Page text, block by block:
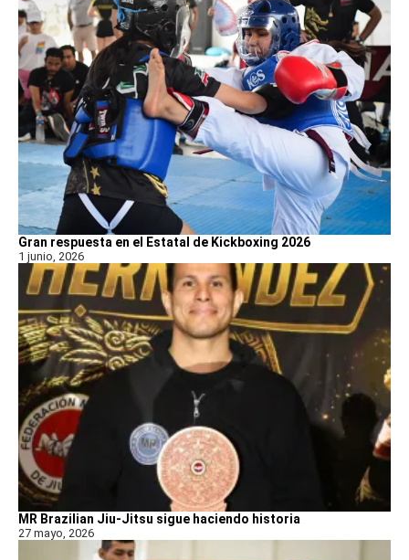
Gran respuesta en el Estatal de Kickboxing 2026
1 junio, 2026
MR Brazilian Jiu-Jitsu sigue haciendo historia
27 mayo, 2026